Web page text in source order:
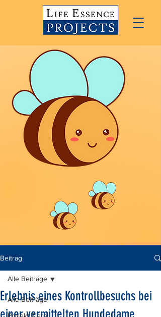
Beitrag
Alle Beiträge
Alle Beiträge
Erlebnis eines Kontrollbesuchs bei